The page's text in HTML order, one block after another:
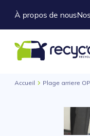
À propos de nous
Accueil Plage arriere